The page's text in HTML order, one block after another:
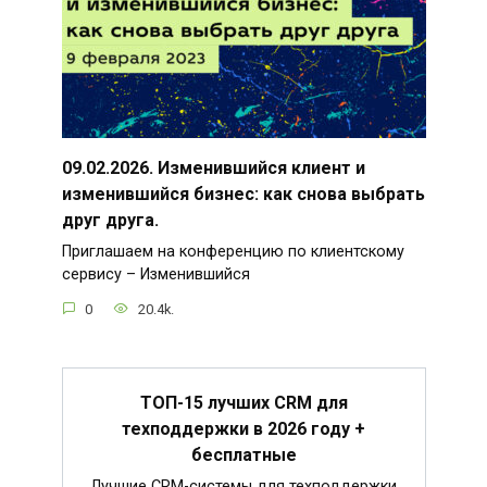
09.02.2026. Изменившийся клиент и
изменившийся бизнес: как снова выбрать
друг друга.
Приглашаем на конференцию по клиентскому
сервису – Изменившийся
0 20.4k.
ТОП-15 лучших CRM для
техподдержки в 2026 году +
бесплатные